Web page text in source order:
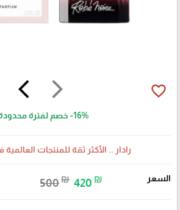
arrow_forward_ios
arrow_back_ios favorite_border
-16% خصم لفترة
رادار .. الأكثر ثقة للمنتجات
السعر 500₪ 420 ₪